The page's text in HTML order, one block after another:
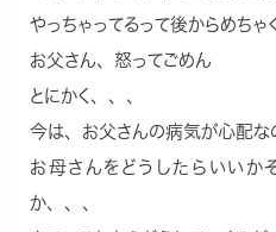
やっちゃってるって後からめちゃ
お父さん、怒ってごめん
とにかく、、、
今は、お父さんの病気が心配な
お母さんをどうしたらいいか
か、、、